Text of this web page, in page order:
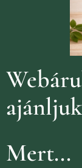
Mert...